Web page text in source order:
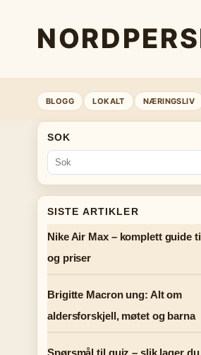
BLOGG LOKALT NÆRINGSLIV
SOK
SISTE ARTIKLER
Nike Air Max – komplett guide
og priser
Brigitte Macron ung: Alt om
aldersforskjell, møtet og barna
Spørsmål til quiz – slik lager du